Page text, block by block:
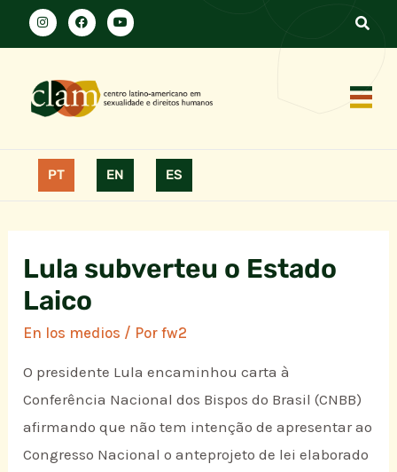
PT EN ES
Lula subverteu o Estado
Laico
En los medios / Porfw2
O presidente Lula encaminhou carta à
Conferência Nacional dos Bispos do Brasil (CNBB)
afirmando que não tem intenção de apresentar ao
Congresso Nacional o anteprojeto de lei elaborado